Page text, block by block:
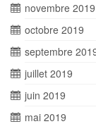
novembre 2019
octobre 2019
septembre
juillet 2019
juin 2019
mai 2019